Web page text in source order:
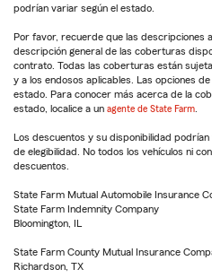
podrían variar según el estado.
Por favor, recuerde que las descripciones
descripción general de las coberturas
contrato. Todas las coberturas están
y a los endosos aplicables. Las opciones
estado. Para conocer más acerca de la
estado, localice a un agente de State Farm
Los descuentos y su disponibilidad
de elegibilidad. No todos los vehículos ni
descuentos.
State Farm Mutual Automobile Insurance
State Farm Indemnity Company
Bloomington, IL
State Farm County Mutual Insurance
Richardson, TX